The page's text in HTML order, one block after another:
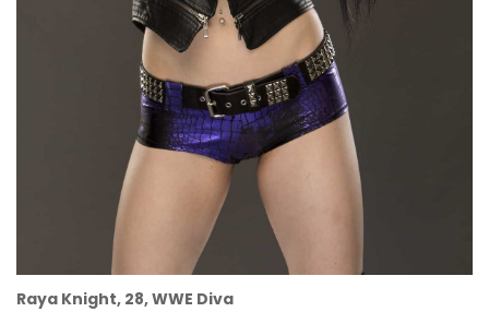
Raya Knight, 28, WWE Diva